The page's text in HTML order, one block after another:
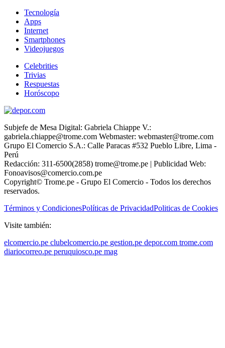
Tecnología
Apps
Internet
Smartphones
Videojuegos
Celebrities
Trivias
Respuestas
Horóscopo
Subjefe de Mesa Digital: Gabriela Chiappe V.:
gabriela.chiappe@trome.com Webmaster: webmaster@trome.com
Grupo El Comercio S.A.: Calle Paracas #532 Pueblo Libre, Lima -
Perú
Redacción: 311-6500(2858) trome@trome.pe | Publicidad Web:
Fonoavisos@comercio.com.pe
Copyright© Trome.pe - Grupo El Comercio - Todos los derechos
reservados.
Términos y CondicionesPolíticas de PrivacidadPoliticas de Cookies
Visite también:
elcomercio.pe clubelcomercio.pe gestion.pe depor.com trome.com
diariocorreo.pe peruquiosco.pe mag